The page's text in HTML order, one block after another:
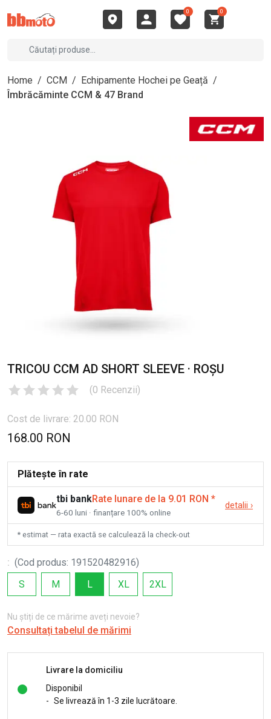
0 0
Home / CCM / Echipamente Hochei pe Geață /
Îmbrăcăminte CCM & 47 Brand
TRICOU CCM AD SHORT SLEEVE · ROȘU
(0 Recenzii)
Cost de livrare: 20.00 RON
168.00 RON
Plătește în rate
tbi bankRate lunare de la 9.01 RON *
6-60 luni · finanțare 100% online
detalii ›
* estimat — rata exactă se calculează la check-out
: (Cod produs: 191520482916)
S
M L XL 2XL
Nu știți de ce mărime aveți nevoie?
Consultați tabelul de mărimi
Livrare la domiciliu
Disponibil
- Se livrează în 1-3 zile lucrătoare.